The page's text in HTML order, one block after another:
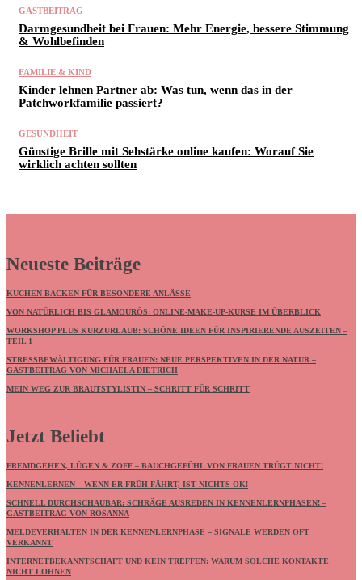
GASTBEITRAG
Darmgesundheit bei Frauen: Mehr Energie, bessere Stimmung
& Wohlbefinden
FAMILIE & KIND
Kinder lehnen Partner ab: Was tun, wenn das in der
Patchworkfamilie passiert?
GESUNDHEIT
Günstige Brille mit Sehstärke online kaufen: Worauf Sie
wirklich achten sollten
Neueste Beiträge
KUCHEN BACKEN FÜR BESONDERE ANLÄSSE
VON NATÜRLICH BIS GLAMOURÖS: ONLINE-MAKE-UP-KURSE IM ÜBERBLICK
WORKSHOP PLUS KURZURLAUB: SCHÖNE IDEEN FÜR INSPIRIERENDE AUSZEITEN –
TEIL 1
STRESSBEWÄLTIGUNG FÜR FRAUEN: NEUE PERSPEKTIVEN IN DER NATUR –
GASTBEITRAG VON MICHAELA DIETRICH
MEIN WEG ZUR BRAUTSTYLISTIN – SCHRITT FÜR SCHRITT
Jetzt Beliebt
FREMDGEHEN, LÜGEN & ZOFF – BAUCHGEFÜHL VON FRAUEN TRÜGT NICHT!
KENNENLERNEN – WENN ER FRÜH FÄHRT, IST NICHTS OK!
SCHNELL DURCHSCHAUBAR: SCHRÄGE AUSREDEN IN KENNENLERNPHASEN! –
GASTBEITRAG VON ROSANNA
MELDEVERHALTEN IN DER KENNENLERNPHASE – SIGNALE WERDEN OFT
VERKANNT
INTERNETBEKANNTSCHAFT UND KEIN TREFFEN: WARUM SOLCHE KONTAKTE
NICHT LOHNEN